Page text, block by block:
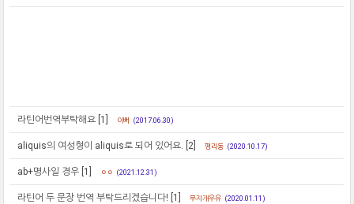
라틴어번역부탁해요 [1] 이뻐 (2017.06.30)
aliquis의 여성형이 aliquis로 되어 있어요. [2] 평리동 (2020.10.17)
ab+명사일 경우 [1] ㅇㅇ (2021.12.31)
라틴어 두 문장 번역 부탁드리겠습니다! [1] 무지개우유 (2020.01.11)